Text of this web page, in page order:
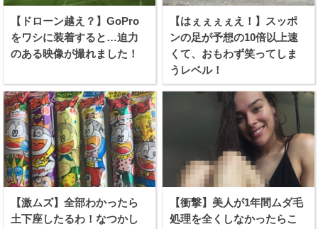
【ドローン越え？】GoPro
をワシに装着すると…迫力
のある映像が撮れました！
【はぇぇぇぇえ！】スッポ
ンの足が予想の10倍以上速
くて、おもわず笑ってしま
うレベル！
【激ムズ】全部わかったら
土下座したるわ！なつかし
【衝撃】美人が1年間ムダ毛
処理を全くしなかったらこ